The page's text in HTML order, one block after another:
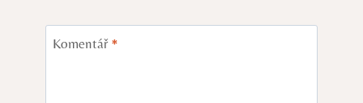
Komentář *